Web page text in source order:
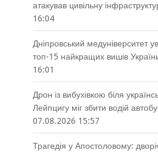
атакував цивільну
16:04
Дніпровський медуніверситет
топ-15 найкращих вишів
16:01
Дрон із вибухівкою біля
Лейпцигу міг збити водій
07.08.2026 15:57
Трагедія у Апостоловому: